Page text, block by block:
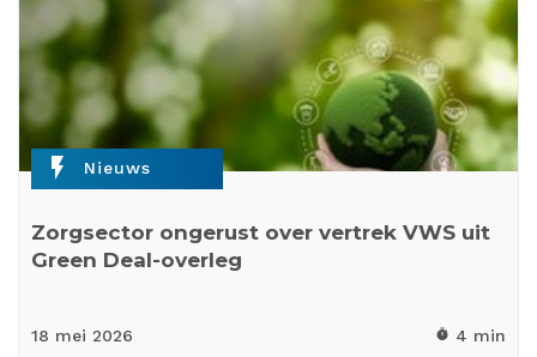
flash_on Nieuws
Zorgsector ongerust over vertrek VWS uit
Green Deal-overleg
18 mei 2026 timer 4 min